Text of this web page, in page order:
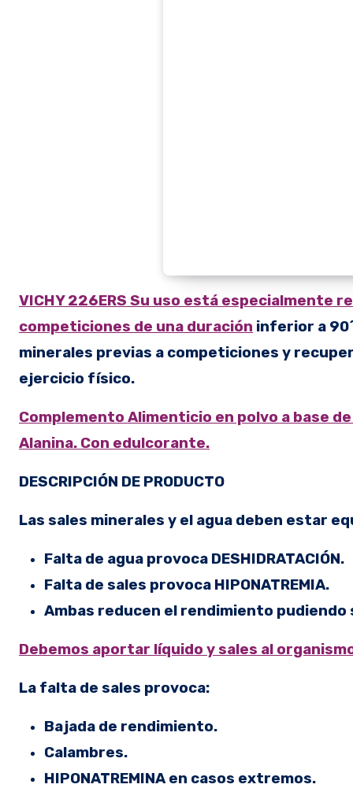
VICHY 226ERS Su uso está especialmente
competiciones de una duración inferior a
minerales previas a competiciones y
ejercicio físico.
Complemento Alimenticio en polvo a base
Alanina. Con edulcorante.
DESCRIPCIÓN DE PRODUCTO
Las sales minerales y el agua deben estar
Falta de agua provoca DESHIDRATACIÓN.
Falta de sales provoca HIPONATREMIA.
Ambas reducen el rendimiento
Debemos aportar líquido y sales al
La falta de sales provoca:
Bajada de rendimiento.
Calambres.
HIPONATREMINA en casos extremos.